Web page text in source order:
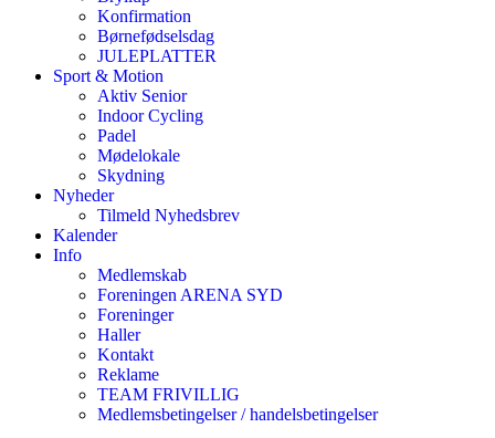
Konfirmation
Børnefødselsdag
JULEPLATTER
Sport & Motion
Aktiv Senior
Indoor Cycling
Padel
Mødelokale
Skydning
Nyheder
Tilmeld Nyhedsbrev
Kalender
Info
Medlemskab
Foreningen ARENA SYD
Foreninger
Haller
Kontakt
Reklame
TEAM FRIVILLIG
Medlemsbetingelser / handelsbetingelser